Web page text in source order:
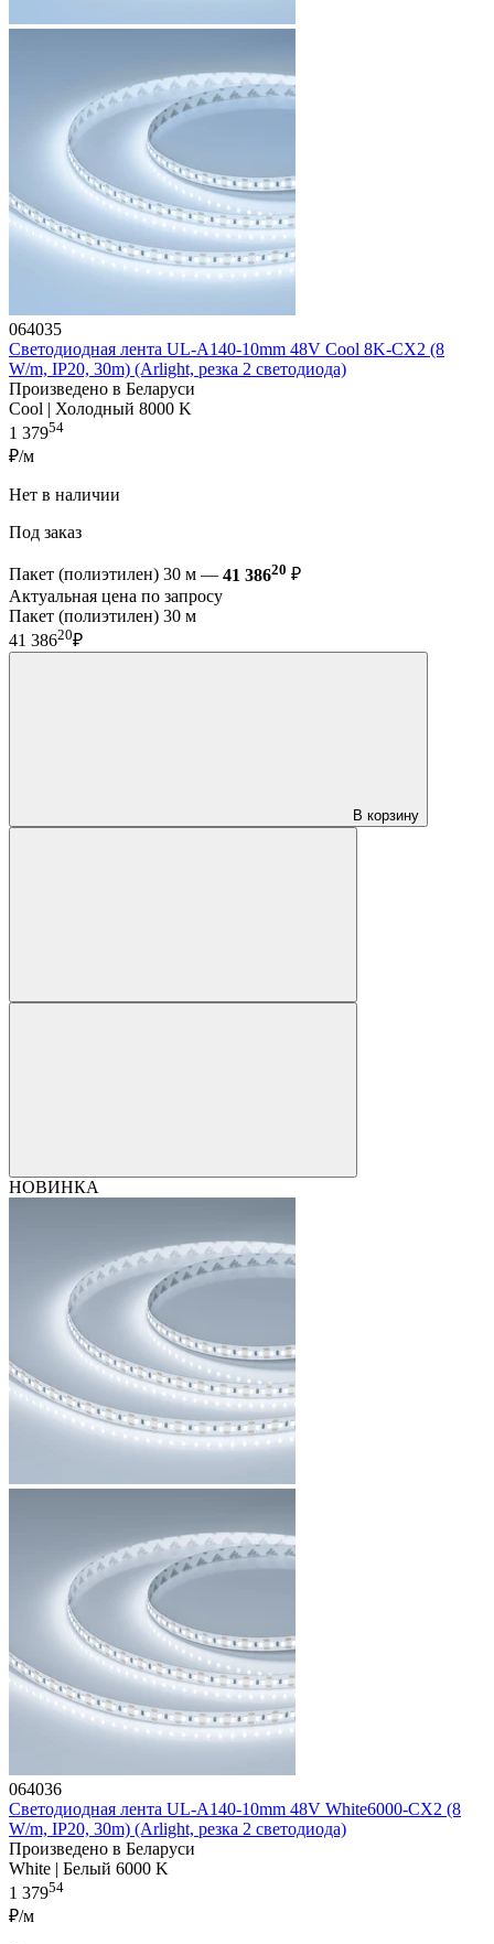
064035
Светодиодная лента UL-A140-10mm 48V Cool 8K-CX2 (8
W/m, IP20, 30m) (Arlight, резка 2 светодиода)
Произведено в Беларуси
Cool | Холодный 8000 K
1 37954
₽/м
Нет в наличии
Под заказ
Пакет (полиэтилен) 30 м — 41 38620 ₽
Актуальная цена по запросу
Пакет (полиэтилен) 30 м
41 38620₽
В корзину
НОВИНКА
064036
Светодиодная лента UL-A140-10mm 48V White6000-CX2 (8
W/m, IP20, 30m) (Arlight, резка 2 светодиода)
Произведено в Беларуси
White | Белый 6000 K
1 37954
₽/м